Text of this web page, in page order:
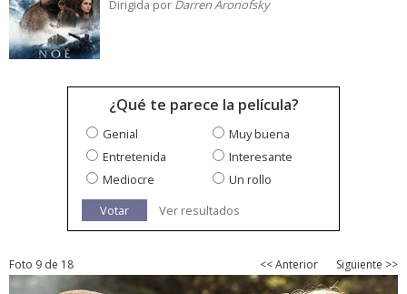
Dirigida por Darren Aronofsky
¿Qué te parece la película?
Genial
Muy buena
Entretenida
Interesante
Mediocre
Un rollo
Votar
Ver resultados
Foto 9 de 18 << Anterior Siguiente >>